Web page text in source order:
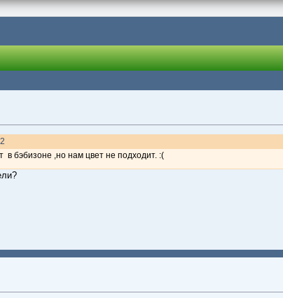
в бэбизоне ,но нам цвет не подходит. :(